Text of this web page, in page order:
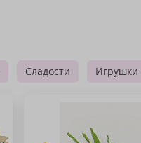
Сладости Игрушки